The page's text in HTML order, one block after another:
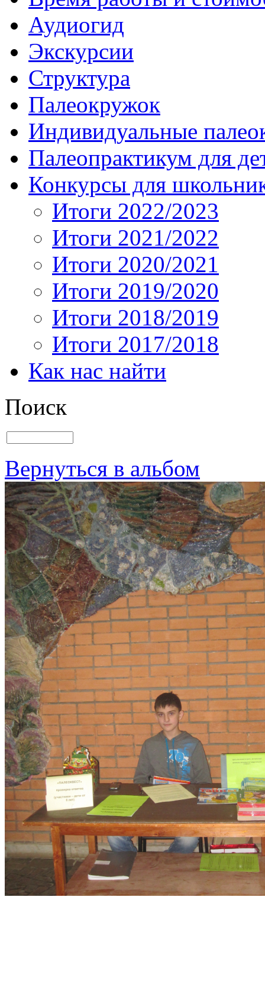
Аудиогид
Экскурсии
Структура
Палеокружок
Индивидуальные
Палеопрактикум для
Конкурсы для
Итоги 2022/2023
Итоги 2021/2022
Итоги 2020/2021
Итоги 2019/2020
Итоги 2018/2019
Итоги 2017/2018
Как нас найти
Поиск
Вернуться в альбом